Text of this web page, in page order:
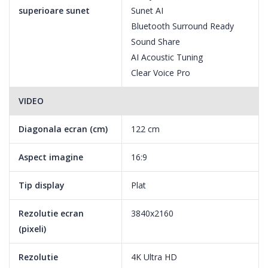
De ce OLED este unic?
Raspunsul este unul singur: pixelii auto-luminati. O tehnologie de
afisare cu iluminare automata va ofera o experienta de
vizionare mai buna. Spre deosebire de televizoarele LED pentru
care tehnologia de iluminare din spate reprezinta o limitare,
superioare sunet
Sunet AI
Bluetooth Surround Ready
Sound Share
AI Acoustic Tuning
Clear Voice Pro
VIDEO
Diagonala ecran (cm) 122 cm
Aspect imagine 16:9
Tip display Plat
Rezolutie ecran
(pixeli)
3840x2160
Rezolutie 4K Ultra HD